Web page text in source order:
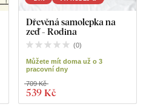
Dřevěná samolepka na
zeď - Rodina
(0)
Můžete mít doma už o 3
pracovní dny
539 Kč
709 Kč